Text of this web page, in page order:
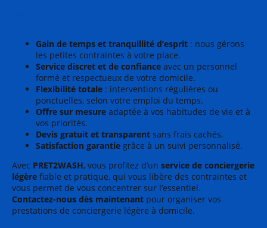
Gain de temps et tranquillité d’esprit : nous gérons
les petites contraintes à votre place.
Service discret et de confiance avec un personnel
formé et respectueux de votre domicile.
Flexibilité totale : interventions régulières ou
ponctuelles, selon votre emploi du temps.
Offre sur mesure adaptée à vos habitudes de vie et à
vos priorités.
Devis gratuit et transparent sans frais cachés.
Satisfaction garantie grâce à un suivi personnalisé.
Avec PRET2WASH, vous profitez d’un service de conciergerie
légère fiable et pratique, qui vous libère des contraintes et
vous permet de vous concentrer sur l’essentiel.
Contactez-nous dès maintenant pour organiser vos
prestations de conciergerie légère à domicile.